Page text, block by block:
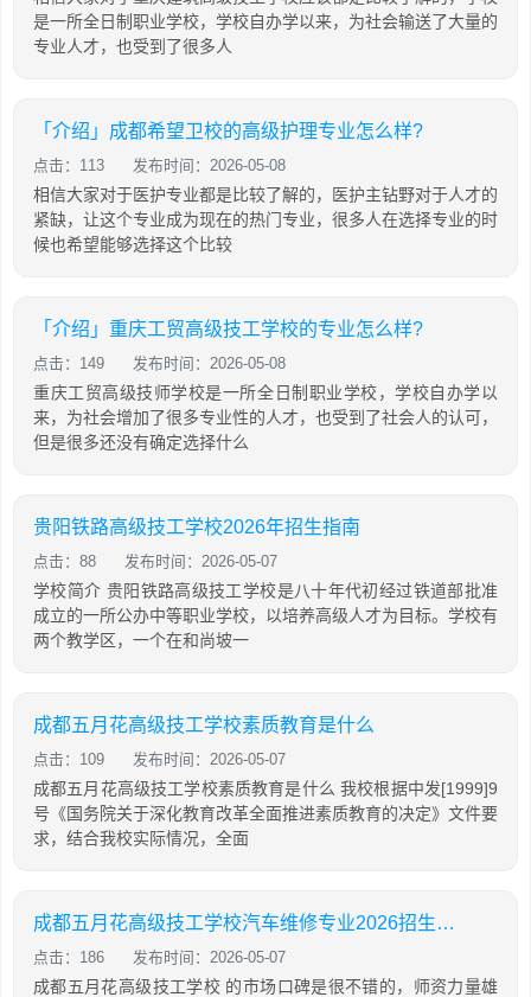
是一所全日制职业学校，学校自办学以来，为社会输送了大量的
专业人才，也受到了很多人
「介绍」成都希望卫校的高级护理专业怎么样?
点击：113 发布时间：2026-05-08
相信大家对于医护专业都是比较了解的，医护主钻野对于人才的
紧缺，让这个专业成为现在的热门专业，很多人在选择专业的时
候也希望能够选择这个比较
「介绍」重庆工贸高级技工学校的专业怎么样?
点击：149 发布时间：2026-05-08
重庆工贸高级技师学校是一所全日制职业学校，学校自办学以
来，为社会增加了很多专业性的人才，也受到了社会人的认可，
但是很多还没有确定选择什么
贵阳铁路高级技工学校2026年招生指南
点击：88 发布时间：2026-05-07
学校简介 贵阳铁路高级技工学校是八十年代初经过铁道部批准
成立的一所公办中等职业学校，以培养高级人才为目标。学校有
两个教学区，一个在和尚坡一
成都五月花高级技工学校素质教育是什么
点击：109 发布时间：2026-05-07
成都五月花高级技工学校素质教育是什么 我校根据中发[1999]9
号《国务院关于深化教育改革全面推进素质教育的决定》文件要
求，结合我校实际情况，全面
成都五月花高级技工学校汽车维修专业2026招生简章
点击：186 发布时间：2026-05-07
成都五月花高级技工学校 的市场口碑是很不错的，师资力量雄